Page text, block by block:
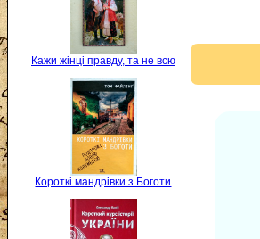
Кажи жінці правду, та не всю
Короткі мандрівки з Боготи